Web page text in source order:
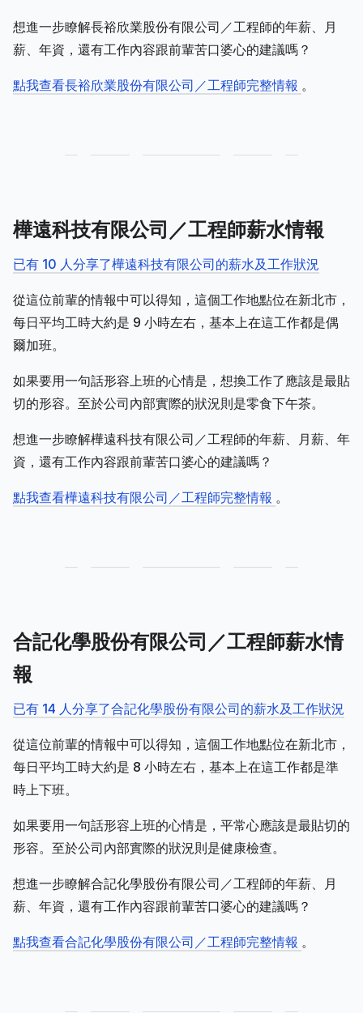
想進一步瞭解長裕欣業股份有限公司／工程師的年薪、月
薪、年資，還有工作內容跟前輩苦口婆心的建議嗎？
點我查看長裕欣業股份有限公司／工程師完整情報 。
樺遠科技有限公司／工程師薪水情報
已有 10 人分享了樺遠科技有限公司的薪水及工作狀況
從這位前輩的情報中可以得知，這個工作地點位在新北市，
每日平均工時大約是 9 小時左右，基本上在這工作都是偶
爾加班。
如果要用一句話形容上班的心情是，想換工作了應該是最貼
切的形容。至於公司內部實際的狀況則是零食下午茶。
想進一步瞭解樺遠科技有限公司／工程師的年薪、月薪、年
資，還有工作內容跟前輩苦口婆心的建議嗎？
點我查看樺遠科技有限公司／工程師完整情報 。
合記化學股份有限公司／工程師薪水情
報
已有 14 人分享了合記化學股份有限公司的薪水及工作狀況
從這位前輩的情報中可以得知，這個工作地點位在新北市，
每日平均工時大約是 8 小時左右，基本上在這工作都是準
時上下班。
如果要用一句話形容上班的心情是，平常心應該是最貼切的
形容。至於公司內部實際的狀況則是健康檢查。
想進一步瞭解合記化學股份有限公司／工程師的年薪、月
薪、年資，還有工作內容跟前輩苦口婆心的建議嗎？
點我查看合記化學股份有限公司／工程師完整情報 。